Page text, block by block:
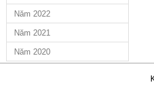
Năm 2022
Năm 2021
Năm 2020